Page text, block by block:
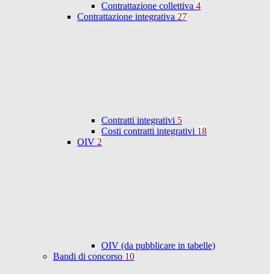
Contrattazione collettiva 4
Contrattazione integrativa 27
Contratti integrativi 5
Costi contratti integrativi 18
OIV 2
OIV (da pubblicare in tabelle)
Bandi di concorso 10